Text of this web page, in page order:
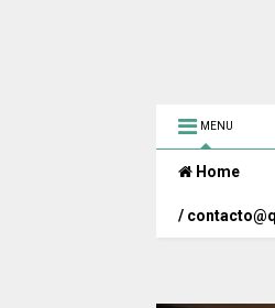
MENU
Home
/